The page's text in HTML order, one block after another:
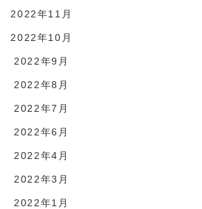
2022年11月
2022年10月
2022年9月
2022年8月
2022年7月
2022年6月
2022年4月
2022年3月
2022年1月